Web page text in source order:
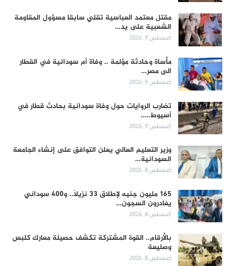
مقتل معتمد العباسية تقلي سابقا مسؤول المقاومة
الشعبية على يد…
أغسطس 9, 2026
مأساة وحادثة مؤلمة .. وفاة أم سودانية في القطار
الى مصر…
أغسطس 9, 2026
تضارب الروايات حول وفاة سودانية بحادث قطار في
أسيوط..…
أغسطس 9, 2026
وزير التعليم العالي يعلن التوافق على إنشاء الجامعة
السودانية…
أغسطس 8, 2026
165 مليون جنيه لإطلاق 33 نزيلاً.. و400 سوداني
يغادرون السجون…
أغسطس 8, 2026
بالأرقام.. القوة المشتركة تكشف حصيلة معارك كلبس
وصليعة
أغسطس 8, 2026